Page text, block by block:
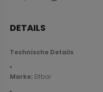
DETAILS
Technische Details
Marke: Elfbar